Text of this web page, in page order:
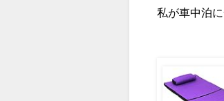
私が車中泊